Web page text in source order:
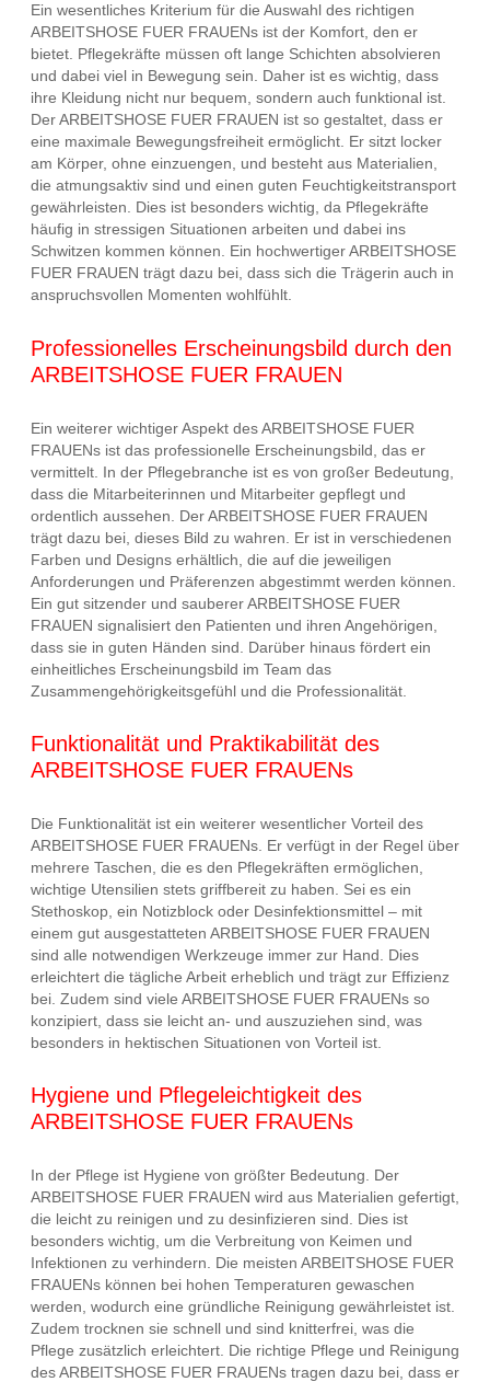
Ein wesentliches Kriterium für die Auswahl des richtigen
ARBEITSHOSE FUER FRAUENs ist der Komfort, den er
bietet. Pflegekräfte müssen oft lange Schichten absolvieren
und dabei viel in Bewegung sein. Daher ist es wichtig, dass
ihre Kleidung nicht nur bequem, sondern auch funktional ist.
Der ARBEITSHOSE FUER FRAUEN ist so gestaltet, dass er
eine maximale Bewegungsfreiheit ermöglicht. Er sitzt locker
am Körper, ohne einzuengen, und besteht aus Materialien,
die atmungsaktiv sind und einen guten Feuchtigkeitstransport
gewährleisten. Dies ist besonders wichtig, da Pflegekräfte
häufig in stressigen Situationen arbeiten und dabei ins
Schwitzen kommen können. Ein hochwertiger ARBEITSHOSE
FUER FRAUEN trägt dazu bei, dass sich die Trägerin auch in
anspruchsvollen Momenten wohlfühlt.
Professionelles Erscheinungsbild durch den
ARBEITSHOSE FUER FRAUEN
Ein weiterer wichtiger Aspekt des ARBEITSHOSE FUER
FRAUENs ist das professionelle Erscheinungsbild, das er
vermittelt. In der Pflegebranche ist es von großer Bedeutung,
dass die Mitarbeiterinnen und Mitarbeiter gepflegt und
ordentlich aussehen. Der ARBEITSHOSE FUER FRAUEN
trägt dazu bei, dieses Bild zu wahren. Er ist in verschiedenen
Farben und Designs erhältlich, die auf die jeweiligen
Anforderungen und Präferenzen abgestimmt werden können.
Ein gut sitzender und sauberer ARBEITSHOSE FUER
FRAUEN signalisiert den Patienten und ihren Angehörigen,
dass sie in guten Händen sind. Darüber hinaus fördert ein
einheitliches Erscheinungsbild im Team das
Zusammengehörigkeitsgefühl und die Professionalität.
Funktionalität und Praktikabilität des
ARBEITSHOSE FUER FRAUENs
Die Funktionalität ist ein weiterer wesentlicher Vorteil des
ARBEITSHOSE FUER FRAUENs. Er verfügt in der Regel über
mehrere Taschen, die es den Pflegekräften ermöglichen,
wichtige Utensilien stets griffbereit zu haben. Sei es ein
Stethoskop, ein Notizblock oder Desinfektionsmittel – mit
einem gut ausgestatteten ARBEITSHOSE FUER FRAUEN
sind alle notwendigen Werkzeuge immer zur Hand. Dies
erleichtert die tägliche Arbeit erheblich und trägt zur Effizienz
bei. Zudem sind viele ARBEITSHOSE FUER FRAUENs so
konzipiert, dass sie leicht an- und auszuziehen sind, was
besonders in hektischen Situationen von Vorteil ist.
Hygiene und Pflegeleichtigkeit des
ARBEITSHOSE FUER FRAUENs
In der Pflege ist Hygiene von größter Bedeutung. Der
ARBEITSHOSE FUER FRAUEN wird aus Materialien gefertigt,
die leicht zu reinigen und zu desinfizieren sind. Dies ist
besonders wichtig, um die Verbreitung von Keimen und
Infektionen zu verhindern. Die meisten ARBEITSHOSE FUER
FRAUENs können bei hohen Temperaturen gewaschen
werden, wodurch eine gründliche Reinigung gewährleistet ist.
Zudem trocknen sie schnell und sind knitterfrei, was die
Pflege zusätzlich erleichtert. Die richtige Pflege und Reinigung
des ARBEITSHOSE FUER FRAUENs tragen dazu bei, dass er